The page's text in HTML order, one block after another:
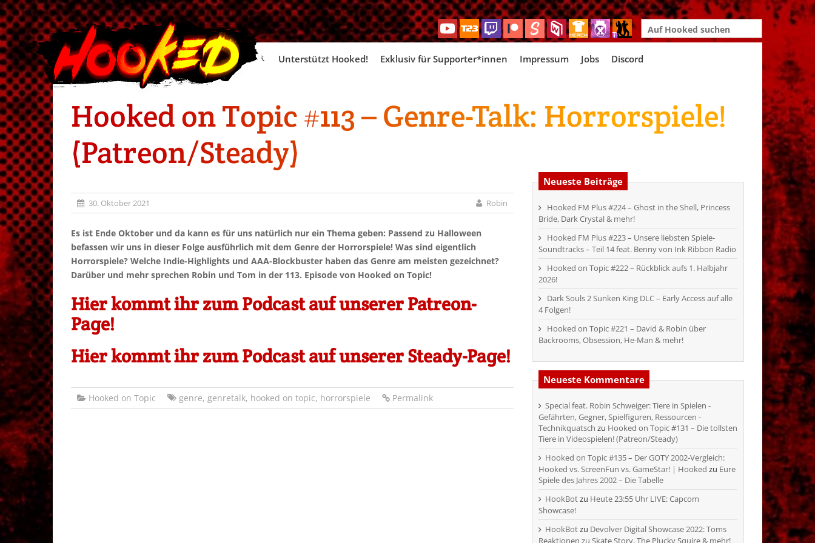
Search
for:
Skip
Unterstützt Hooked! Exklusiv für Supporter*innen Impressum Jobs Discord
Hooked on Topic #113 – Genre-Talk: Horrorspiele!
(Patreon/Steady)
30. Oktober 2021 Robin
Es ist Ende Oktober und da kann es für uns natürlich nur ein Thema geben: Passend zu Halloween
befassen wir uns in dieser Folge ausführlich mit dem Genre der Horrorspiele! Was sind eigentlich
Horrorspiele? Welche Indie-Highlights und AAA-Blockbuster haben das Genre am meisten gezeichnet?
Darüber und mehr sprechen Robin und Tom in der 113. Episode von Hooked on Topic!
Hier kommt ihr zum Podcast auf unserer Patreon-
Page!
Hier kommt ihr zum Podcast auf unserer Steady-Page!
Hooked on Topic genre, genretalk, hooked on topic, horrorspiele Permalink
Neueste Beiträge
Hooked FM Plus #224 – Ghost in the Shell, Princess
Bride, Dark Crystal & mehr!
Hooked FM Plus #223 – Unsere liebsten Spiele-
Soundtracks – Teil 14 feat. Benny von Ink Ribbon Radio
Hooked on Topic #222 – Rückblick aufs 1. Halbjahr
2026!
Dark Souls 2 Sunken King DLC – Early Access auf alle
4 Folgen!
Hooked on Topic #221 – David & Robin über
Backrooms, Obsession, He-Man & mehr!
Neueste Kommentare
Special feat. Robin Schweiger: Tiere in Spielen -
Gefährten, Gegner, Spielfiguren, Ressourcen -
Technikquatsch zu Hooked on Topic #131 – Die tollsten
Tiere in Videospielen! (Patreon/Steady)
Hooked on Topic #135 – Der GOTY 2002-Vergleich:
Hooked vs. ScreenFun vs. GameStar! | Hooked zu Eure
Spiele des Jahres 2002 – Die Tabelle
HookBotzu Heute 23:55 Uhr LIVE: Capcom
Showcase!
HookBotzu Devolver Digital Showcase 2022: Toms
Reaktionen zu Skate Story, The Plucky Squire & mehr!